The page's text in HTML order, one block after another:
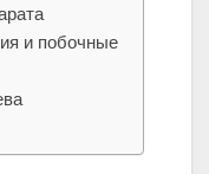
и побочные